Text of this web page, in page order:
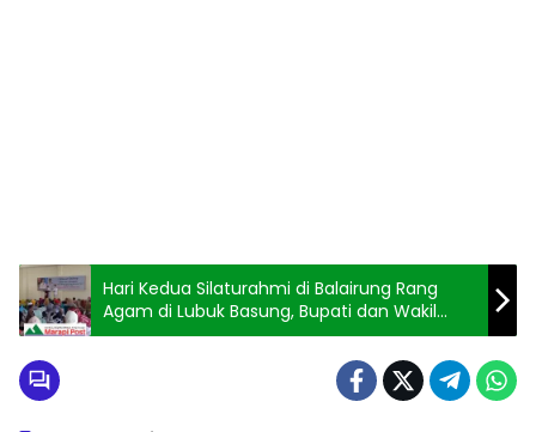
Hari Kedua Silaturahmi di Balairung Rang
Agam di Lubuk Basung, Bupati dan Wakil
Bupati Agam Khusus Mengundang